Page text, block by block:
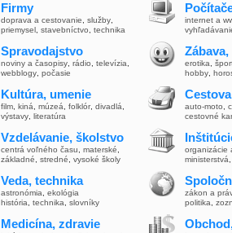
Firmy
doprava a cestovanie služby
priemysel stavebníctvo technika
Spravodajstvo
noviny a časopisy rádio televízia
webblogy počasie
Kultúra, umenie
film kiná múzeá folklór, divadlá
výstavy literatúra
Vzdelávanie, školstvo
centrá voľného času materské
základné
stredné vysoké školy
Veda, technika
astronómia
ekológia
história
technika slovníky
Medicína, zdravie
internet a
erotika
hobby
auto-moto
cestovné
organizácie
ministerstvá
zákon a
politika